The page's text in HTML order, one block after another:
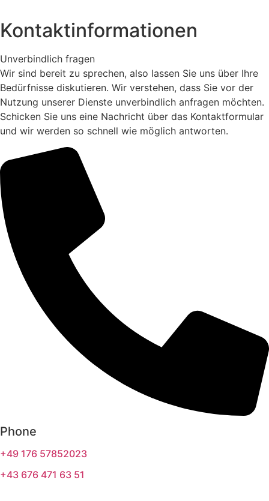
Kontaktinformationen
Unverbindlich fragen
Wir sind bereit zu sprechen, also lassen Sie uns über Ihre
Bedürfnisse diskutieren. Wir verstehen, dass Sie vor der
Nutzung unserer Dienste unverbindlich anfragen möchten.
Schicken Sie uns eine Nachricht über das Kontaktformular
und wir werden so schnell wie möglich antworten.
Phone
+49 176 57852023
+43 676 471 63 51